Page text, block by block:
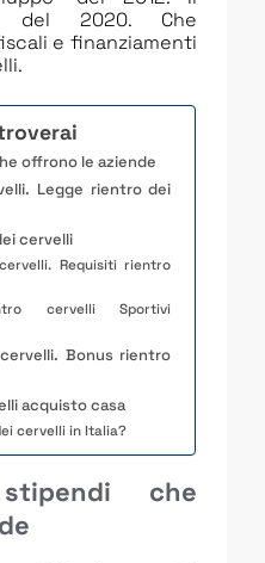
del 2020. Che
e finanziamenti
offrono le aziende
Legge rientro dei
cervelli
Requisiti rientro
cervelli Sportivi
Bonus rientro
acquisto casa
cervelli in Italia?
che